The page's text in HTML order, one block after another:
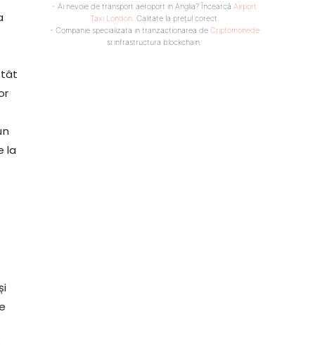
la
- Ai nevoie de transport aeroport in Anglia? Încearcă Airport
Taxi London. Calitate la prețul corect.
- Companie specializata in tranzactionarea de Criptomonede
si infrastructura blockchain.